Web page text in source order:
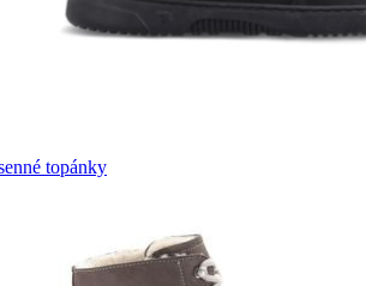
topánky